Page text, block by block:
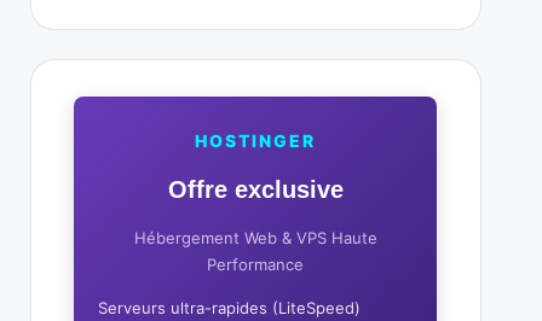
HOSTINGER
Offre exclusive
Hébergement Web & VPS Haute
Performance
Serveurs ultra-rapides (LiteSpeed)